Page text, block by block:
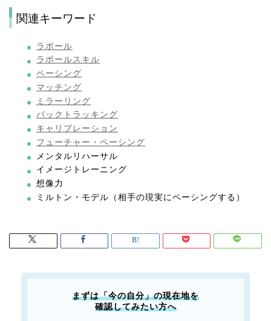
関連キーワード
ラポール
ラポールスキル
ペーシング
マッチング
ミラーリング
バックトラッキング
キャリブレーション
フューチャー・ペーシング
メンタルリハーサル
イメージトレーニング
想像力
ミルトン・モデル（相手の現実にペーシングする）
まずは「今の自分」の現在地を
確認してみたい方へ